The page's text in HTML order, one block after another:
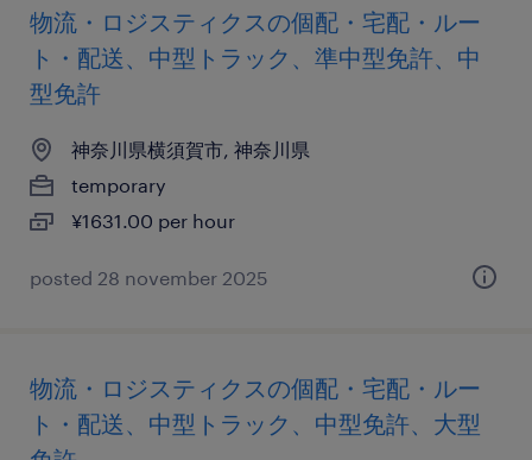
物流・ロジスティクスの個配・宅配・ルー
ト・配送、中型トラック、準中型免許、中
型免許
神奈川県横須賀市, 神奈川県
temporary
¥1631.00 per hour
posted 28 november 2025
物流・ロジスティクスの個配・宅配・ルー
ト・配送、中型トラック、中型免許、大型